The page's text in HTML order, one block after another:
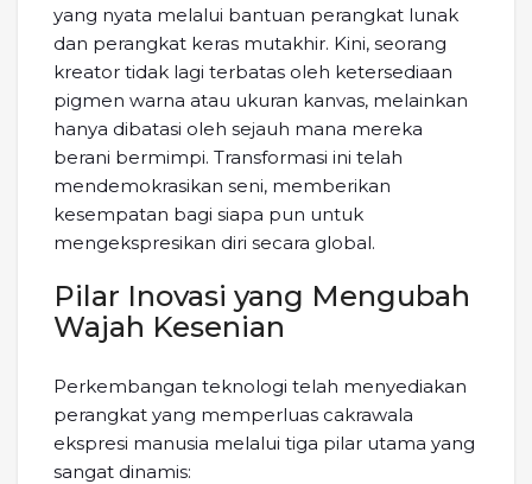
yang nyata melalui bantuan perangkat lunak
dan perangkat keras mutakhir. Kini, seorang
kreator tidak lagi terbatas oleh ketersediaan
pigmen warna atau ukuran kanvas, melainkan
hanya dibatasi oleh sejauh mana mereka
berani bermimpi. Transformasi ini telah
mendemokrasikan seni, memberikan
kesempatan bagi siapa pun untuk
mengekspresikan diri secara global.
Pilar Inovasi yang Mengubah
Wajah Kesenian
Perkembangan teknologi telah menyediakan
perangkat yang memperluas cakrawala
ekspresi manusia melalui tiga pilar utama yang
sangat dinamis: